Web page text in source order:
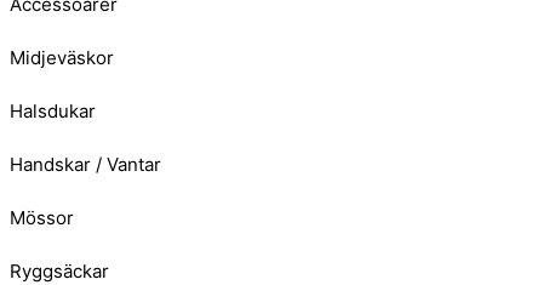
Midjeväskor
Halsdukar
Handskar / Vantar
Mössor
Ryggsäckar